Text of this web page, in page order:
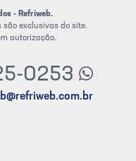
- Refriweb.
são exclusivas do site.
autorização.
0253